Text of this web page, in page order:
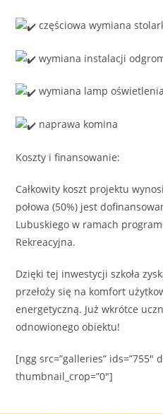
częściowa wymiana
wymiana instalacji
wymiana lamp
naprawa komina
Koszty i finansowanie:
Całkowity koszt projektu
połowa (50%) jest
Lubuskiego w ramach
Rekreacyjna.
Dzięki tej inwestycji szkoła
przełoży się na komfort
energetyczną. Już wkrótce
odnowionego obiektu!
[ngg src=”galleries” ids=”755″
thumbnail_crop=”0″]